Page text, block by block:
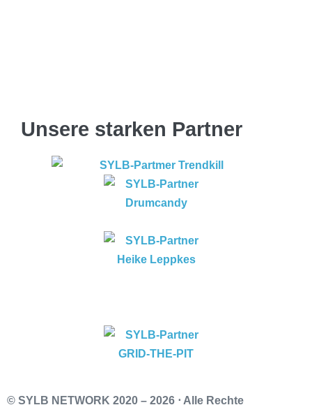
Unsere starken Partner
© SYLB NETWORK 2020 – 2026 ⋅ Alle Rechte